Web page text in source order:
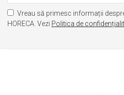
Vreau să primesc informații
HORECA. Vezi Politica de